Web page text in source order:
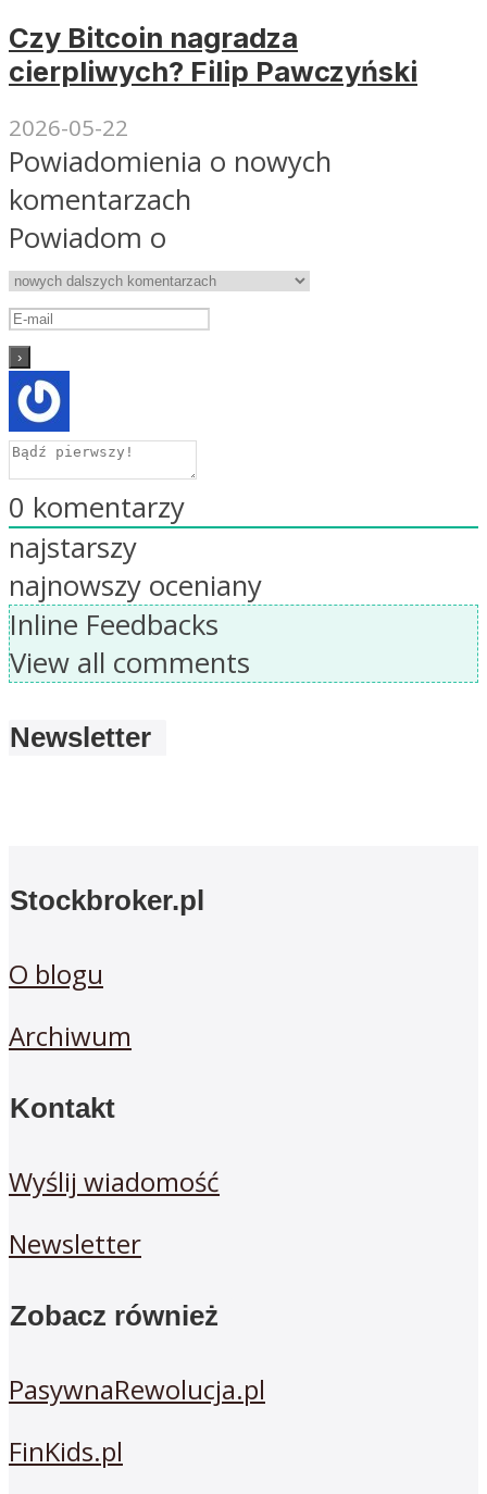
Czy Bitcoin nagradza
cierpliwych? Filip Pawczyński
2026-05-22
Powiadomienia o nowych
komentarzach
Powiadom o
0 komentarzy
najstarszy
najnowszy oceniany
Inline Feedbacks
View all comments
Newsletter
Stockbroker.pl
O blogu
Archiwum
Kontakt
Wyślij wiadomość
Newsletter
Zobacz również
PasywnaRewolucja.pl
FinKids.pl